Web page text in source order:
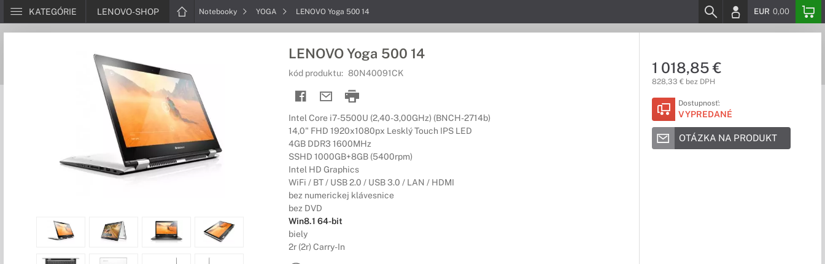
KATEGÓRIE LENOVO-SHOP Notebooky YOGA LENOVO Yoga 500 14 EUR 0,00
LENOVO Yoga 500 14
kód produktu: 80N40091CK
Intel Core i7-5500U (2,40-3,00GHz) (BNCH-2714b)
14,0" FHD 1920x1080px Lesklý Touch IPS LED
4GB DDR3 1600MHz
SSHD 1000GB+8GB (5400rpm)
Intel HD Graphics
WiFi / BT / USB 2.0 / USB 3.0 / LAN / HDMI
bez numerickej klávesnice
bez DVD
Win8.1 64-bit
biely
2r (2r) Carry-In
1 018,85 €
828,33 € bez DPH
Dostupnosť:
VYPREDANÉ
OTÁZKA NA PRODUKT